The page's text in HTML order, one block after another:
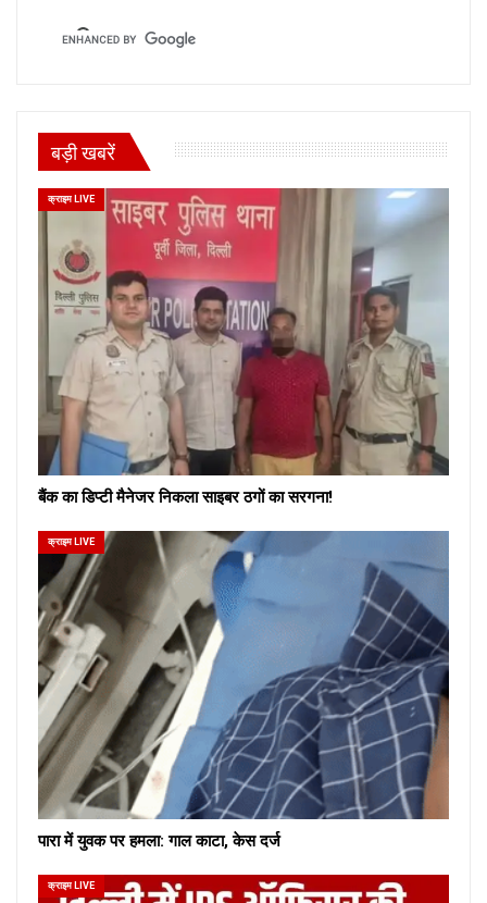
बड़ी खबरें
क्राइम LIVE
बैंक का डिप्टी मैनेजर निकला साइबर ठगों का सरगना!
क्राइम LIVE
पारा में युवक पर हमला: गाल काटा, केस दर्ज
क्राइम LIVE